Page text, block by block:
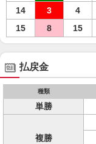
14
3 4
15
8 15
払戻金
種類
単勝
複勝